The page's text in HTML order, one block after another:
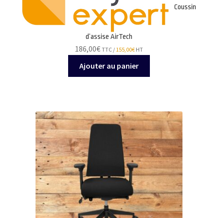
Coussin
d’assise AirTech
186,00€ TTC / 155,00€ HT
Ajouter au panier